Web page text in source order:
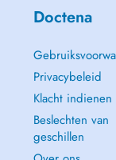
Doctena
Privacybeleid
Klacht indienen
Beslechten van
geschillen